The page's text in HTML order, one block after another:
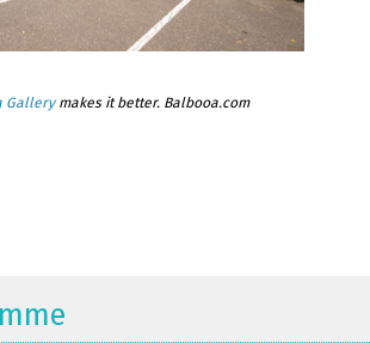
Gallerymakes it better. Balbooa.com